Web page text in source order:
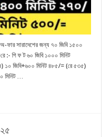
অ-ফার সারাদেশের জন্য ৭০ জিবি ১৫০০
:- গি ফ ট ৬০ জিবি ১০০০ মিনিট
১০ জিবি+৬০০ মিনিট ৪৮৫/= (রে ৫৩৫)
মিনিট …